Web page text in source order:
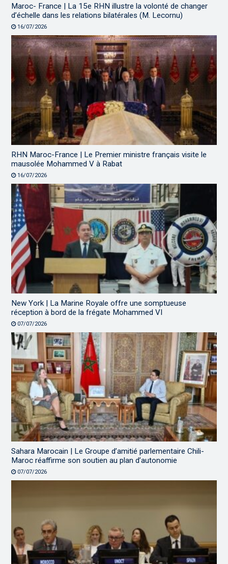
Maroc- France | La 15e RHN illustre la volonté de changer
d’échelle dans les relations bilatérales (M. Lecornu)
16/07/2026
RHN Maroc-France | Le Premier ministre français visite le
mausolée Mohammed V à Rabat
16/07/2026
New York | La Marine Royale offre une somptueuse
réception à bord de la frégate Mohammed VI
07/07/2026
Sahara Marocain | Le Groupe d’amitié parlementaire Chili-
Maroc réaffirme son soutien au plan d’autonomie
07/07/2026